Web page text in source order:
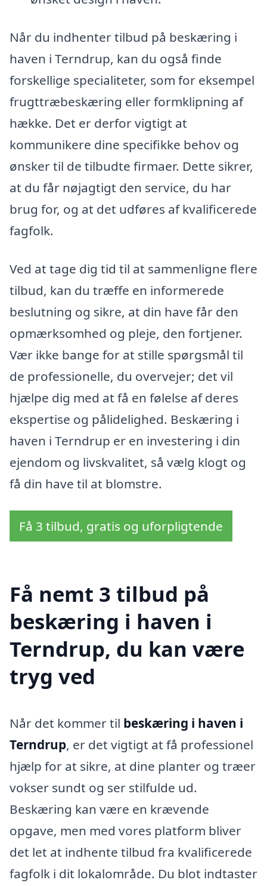
Når du indhenter tilbud på beskæring i
haven i Terndrup, kan du også finde
forskellige specialiteter, som for eksempel
frugttræbeskæring eller formklipning af
hække. Det er derfor vigtigt at
kommunikere dine specifikke behov og
ønsker til de tilbudte firmaer. Dette sikrer,
at du får nøjagtigt den service, du har
brug for, og at det udføres af kvalificerede
fagfolk.
Ved at tage dig tid til at sammenligne flere
tilbud, kan du træffe en informerede
beslutning og sikre, at din have får den
opmærksomhed og pleje, den fortjener.
Vær ikke bange for at stille spørgsmål til
de professionelle, du overvejer; det vil
hjælpe dig med at få en følelse af deres
ekspertise og pålidelighed. Beskæring i
haven i Terndrup er en investering i din
ejendom og livskvalitet, så vælg klogt og
få din have til at blomstre.
Få 3 tilbud, gratis og uforpligtende
Få nemt 3 tilbud på
beskæring i haven i
Terndrup, du kan være
tryg ved
Når det kommer til beskæring i haven i
Terndrup, er det vigtigt at få professionel
hjælp for at sikre, at dine planter og træer
vokser sundt og ser stilfulde ud.
Beskæring kan være en krævende
opgave, men med vores platform bliver
det let at indhente tilbud fra kvalificerede
fagfolk i dit lokalområde. Du blot indtaster